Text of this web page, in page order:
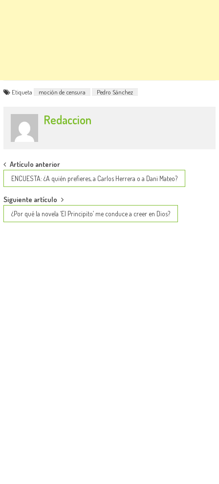
Etiqueta moción de censura Pedro Sánchez
Redaccion
Post
navigation
Artículo anterior
ENCUESTA: ¿A quién prefieres, a Carlos Herrera o a Dani Mateo?
Siguiente artículo
¿Por qué la novela ‘El Principito’ me conduce a creer en Dios?